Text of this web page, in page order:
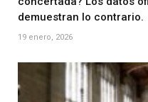
demuestran lo contrario.
19 enero, 2026